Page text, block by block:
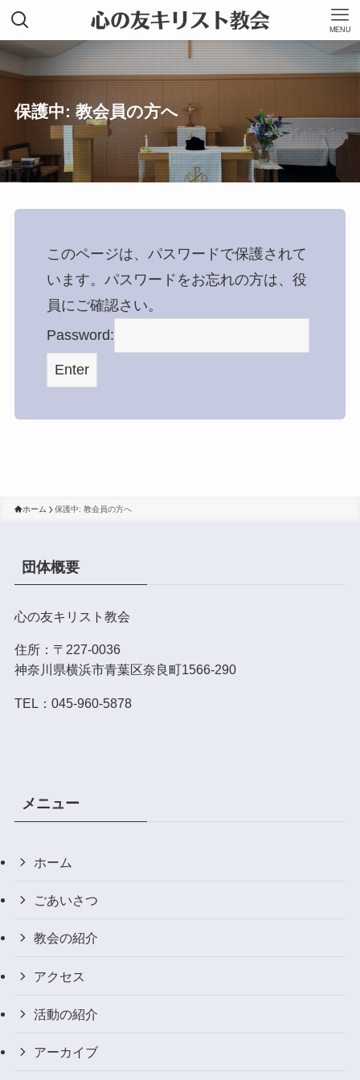
MENU
保護中: 教会員の方へ
このページは、パスワードで保護されて
います。パスワードをお忘れの方は、役
員にご確認さい。
Password:
ホーム 保護中: 教会員の方へ
団体概要
心の友キリスト教会
住所：〒227-0036
神奈川県横浜市青葉区奈良町1566-290
TEL：045-960-5878
メニュー
ホーム
ごあいさつ
教会の紹介
アクセス
活動の紹介
アーカイブ